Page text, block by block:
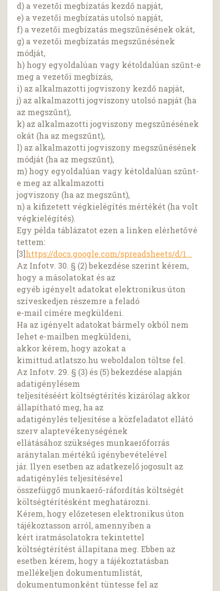
d) a vezetői megbízatás kezdő napját,
e) a vezetői megbízatás utolsó napját,
f) a vezetői megbízatás megszűnésének okát,
g) a vezetői megbízatás megszűnésének
módját,
h) hogy egyoldalúan vagy kétoldalúan szűnt-e
meg a vezetői megbízás,
i) az alkalmazotti jogviszony kezdő napját,
j) az alkalmazotti jogviszony utolsó napját (ha
az megszűnt),
k) az alkalmazotti jogviszony megszűnésének
okát (ha az megszűnt),
l) az alkalmazotti jogviszony megszűnésének
módját (ha az megszűnt),
m) hogy egyoldalúan vagy kétoldalúan szűnt-
e meg az alkalmazotti
jogviszony (ha az megszűnt),
n) a kifizetett végkielégítés mértékét (ha volt
végkielégítés).
Egy példa táblázatot ezen a linken elérhetővé
tettem:
[3]https://docs.google.com/spreadsheets/d/1...
Az Infotv. 30. § (2) bekezdése szerint kérem,
hogy a másolatokat és az
egyéb igényelt adatokat elektronikus úton
szíveskedjen részemre a feladó
e-mail címére megküldeni.
Ha az igényelt adatokat bármely okból nem
lehet e-mailben megküldeni,
akkor kérem, hogy azokat a
kimittud.atlatszo.hu weboldalon töltse fel.
Az Infotv. 29. § (3) és (5) bekezdése alapján
adatigénylésem
teljesítéséért költségtérítés kizárólag akkor
állapítható meg, ha az
adatigénylés teljesítése a közfeladatot ellátó
szerv alaptevékenységének
ellátásához szükséges munkaerőforrás
aránytalan mértékű igénybevételével
jár. Ilyen esetben az adatkezelő jogosult az
adatigénylés teljesítésével
összefüggő munkaerő-ráfordítás költségét
költségtérítésként meghatározni.
Kérem, hogy előzetesen elektronikus úton
tájékoztasson arról, amennyiben a
kért iratmásolatokra tekintettel
költségtérítést állapítana meg. Ebben az
esetben kérem, hogy a tájékoztatásban
mellékeljen dokumentumlistát,
dokumentumonként tüntesse fel az